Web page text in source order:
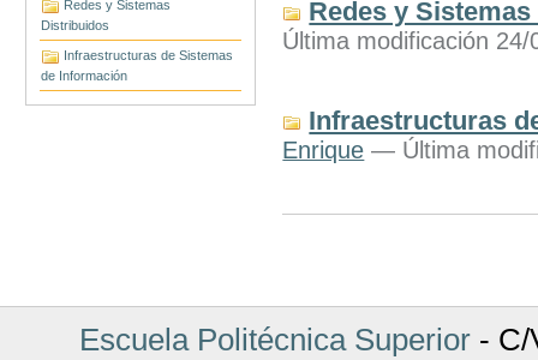
Redes y Sistemas
Distribuidos
Infraestructuras de Sistemas
de Información
Redes y
Última modificación
Infraestructuras
Enrique — Última
Escuela Politécnica Superior- C/